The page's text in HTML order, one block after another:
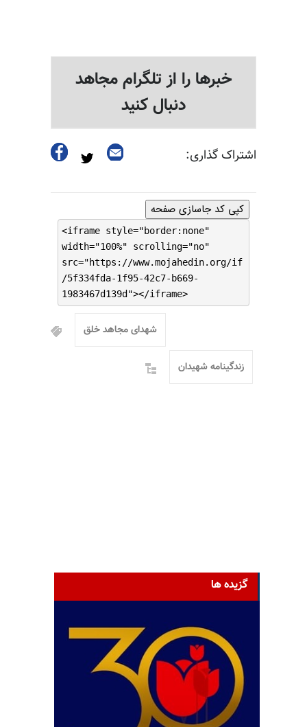
خبرها را از تلگرام مجاهد
دنبال کنید
اشتراک گذاری:
کپی کد جاسازی صفحه
<iframe style="border:none"
width="100%" scrolling="no"
src="https://www.mojahedin.org/if
/5f334fda-1f95-42c7-b669-
1983467d139d"></iframe>
شهدای مجاهد خلق
زندگینامه شهیدان
گزیده ها